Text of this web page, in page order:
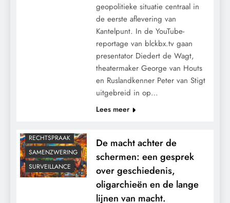
geopolitieke situatie centraal in
de eerste aflevering van
Kantelpunt. In de YouTube-
reportage van blckbx.tv gaan
presentator Diedert de Wagt,
theatermaker George van Houts
en Ruslandkenner Peter van Stigt
uitgebreid in op…
Lees meer
RECHTSPRAAK
SAMENZWERING
SURVEILLANCE
De macht achter de
schermen: een gesprek
over geschiedenis,
oligarchieën en de lange
lijnen van macht.